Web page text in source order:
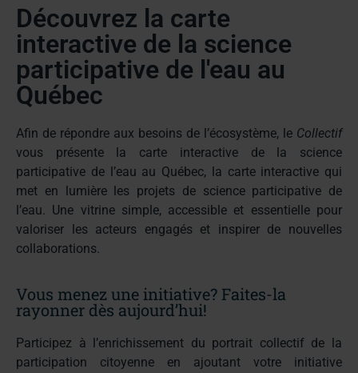
Découvrez la carte
interactive de la science
participative de l'eau au
Québec
Afin de répondre aux besoins de l’écosystème, le Collectif
vous présente la carte interactive de la science
participative de l’eau au Québec, la carte interactive qui
met en lumière les projets de science participative de
l’eau. Une vitrine simple, accessible et essentielle pour
valoriser les acteurs engagés et inspirer de nouvelles
collaborations.
Vous menez une initiative? Faites-la
rayonner dès aujourd’hui!
Participez à l’enrichissement du portrait collectif de la
participation citoyenne en ajoutant votre initiative